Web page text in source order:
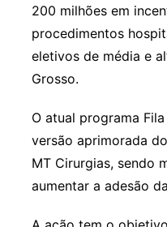
200 milhões em
procedimentos
eletivos de média e
Grosso.
O atual programa
versão aprimorada
MT Cirurgias, sendo
aumentar a adesão